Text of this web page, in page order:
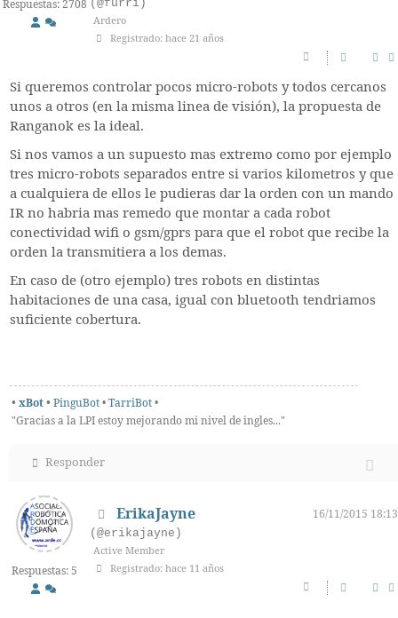
Respuestas: 2708 (@furri)
Ardero
Registrado: hace 21 años
Si queremos controlar pocos micro-robots y todos cercanos
unos a otros (en la misma linea de visión), la propuesta de
Ranganok es la ideal.
Si nos vamos a un supuesto mas extremo como por ejemplo
tres micro-robots separados entre si varios kilometros y que
a cualquiera de ellos le pudieras dar la orden con un mando
IR no habria mas remedo que montar a cada robot
conectividad wifi o gsm/gprs para que el robot que recibe la
orden la transmitiera a los demas.
En caso de (otro ejemplo) tres robots en distintas
habitaciones de una casa, igual con bluetooth tendriamos
suficiente cobertura.
• xBot • PinguBot • TarriBot •
"Gracias a la LPI estoy mejorando mi nivel de ingles..."
Responder
Respuestas: 5
ErikaJayne
16/11/2015 18:13
(@erikajayne)
Active Member
Registrado: hace 11 años